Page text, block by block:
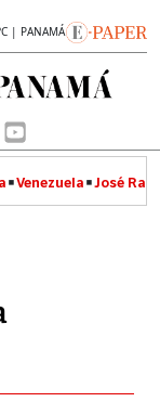
| PANAMÁ
Venezuela José